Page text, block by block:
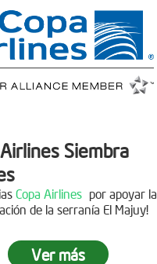
Siembra
Copa Airlines por apoyar la
de la serranía El Majuy!
Ver más